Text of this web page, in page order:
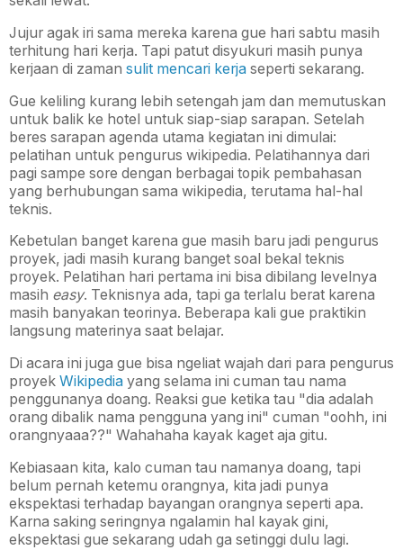
Jujur agak iri sama mereka karena gue hari sabtu masih
terhitung hari kerja. Tapi patut disyukuri masih punya
kerjaan di zaman sulit mencari kerja seperti sekarang.
Gue keliling kurang lebih setengah jam dan memutuskan
untuk balik ke hotel untuk siap-siap sarapan. Setelah
beres sarapan agenda utama kegiatan ini dimulai:
pelatihan untuk pengurus wikipedia. Pelatihannya dari
pagi sampe sore dengan berbagai topik pembahasan
yang berhubungan sama wikipedia, terutama hal-hal
teknis.
Kebetulan banget karena gue masih baru jadi pengurus
proyek, jadi masih kurang banget soal bekal teknis
proyek. Pelatihan hari pertama ini bisa dibilang levelnya
masih easy. Teknisnya ada, tapi ga terlalu berat karena
masih banyakan teorinya. Beberapa kali gue praktikin
langsung materinya saat belajar.
Di acara ini juga gue bisa ngeliat wajah dari para pengurus
proyek Wikipedia yang selama ini cuman tau nama
penggunanya doang. Reaksi gue ketika tau "dia adalah
orang dibalik nama pengguna yang ini" cuman "oohh, ini
orangnyaaa??" Wahahaha kayak kaget aja gitu.
Kebiasaan kita, kalo cuman tau namanya doang, tapi
belum pernah ketemu orangnya, kita jadi punya
ekspektasi terhadap bayangan orangnya seperti apa.
Karna saking seringnya ngalamin hal kayak gini,
ekspektasi gue sekarang udah ga setinggi dulu lagi.